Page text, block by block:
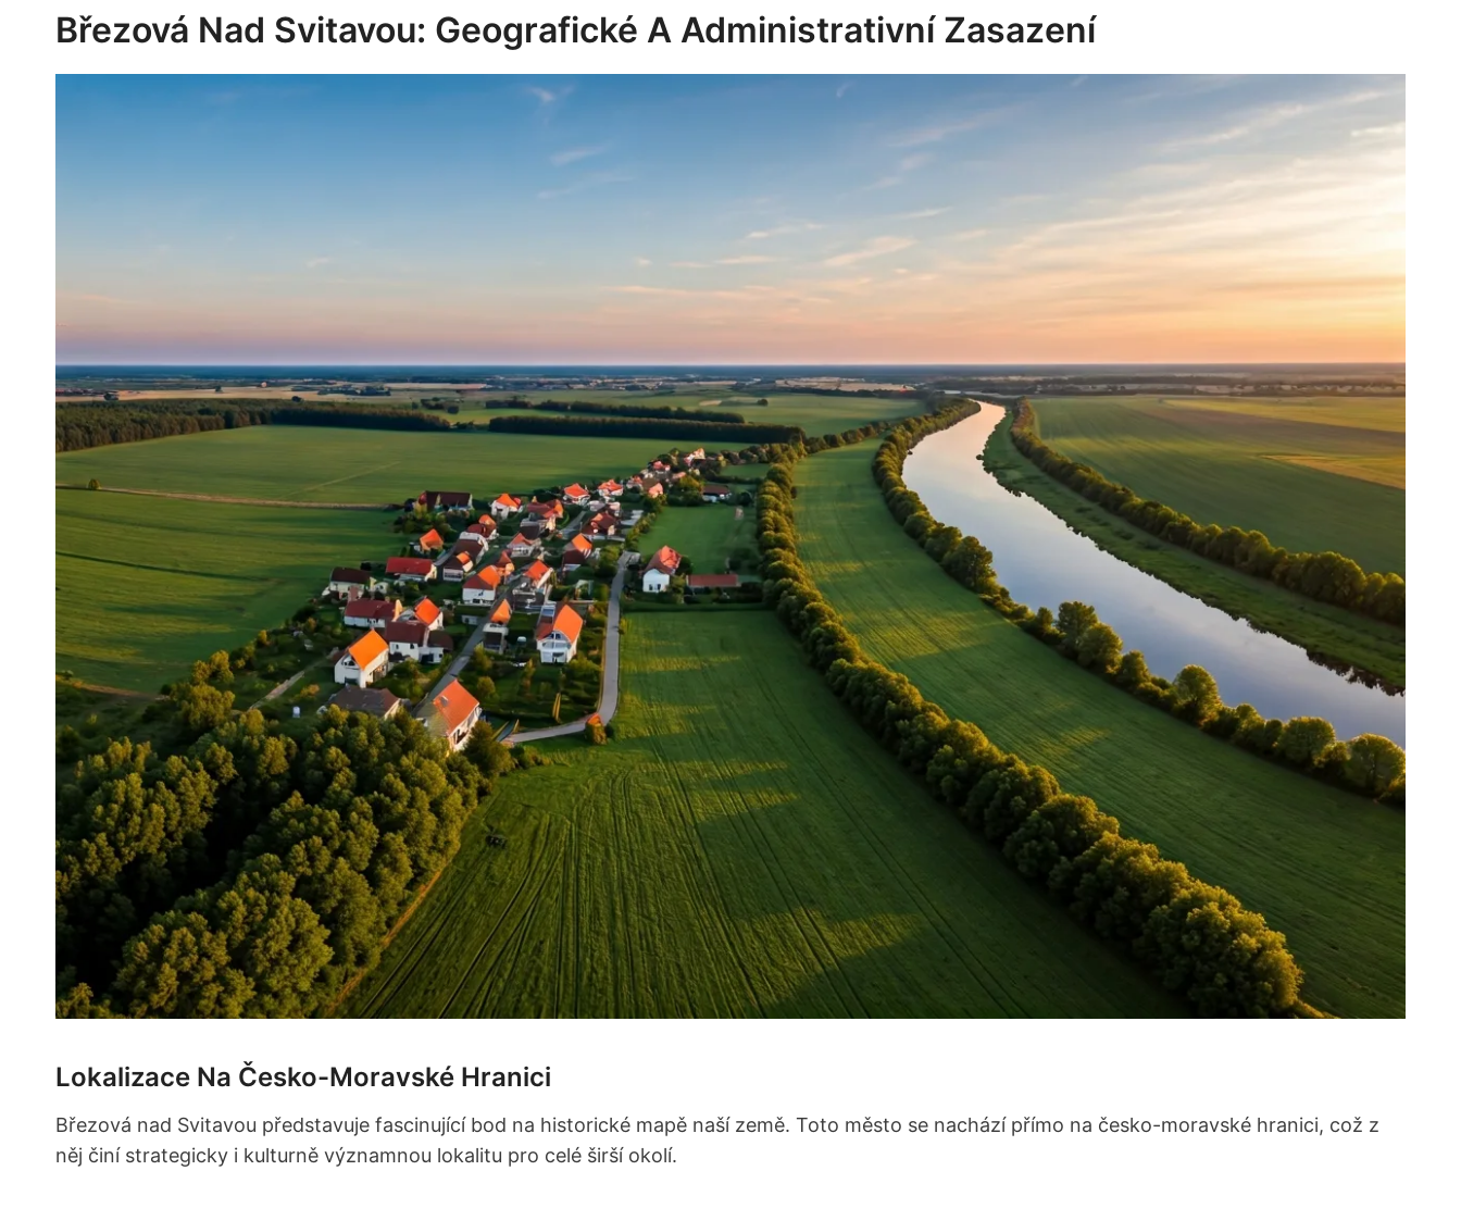
Březová Nad Svitavou: Geografické A Administrativní Zasazení
Lokalizace Na Česko-Moravské Hranici
Březová nad Svitavou představuje fascinující bod na historické mapě naší země. Toto město se nachází přímo na česko-moravské hranici, což z
něj činí strategicky i kulturně významnou lokalitu pro celé širší okolí.